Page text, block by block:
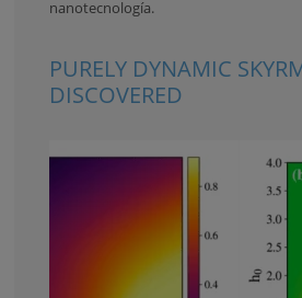
nanotecnología.
PURELY DYNAMIC
DISCOVERED